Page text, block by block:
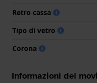
Retro cassa
Tipo di vetro
Corona
Informazioni del